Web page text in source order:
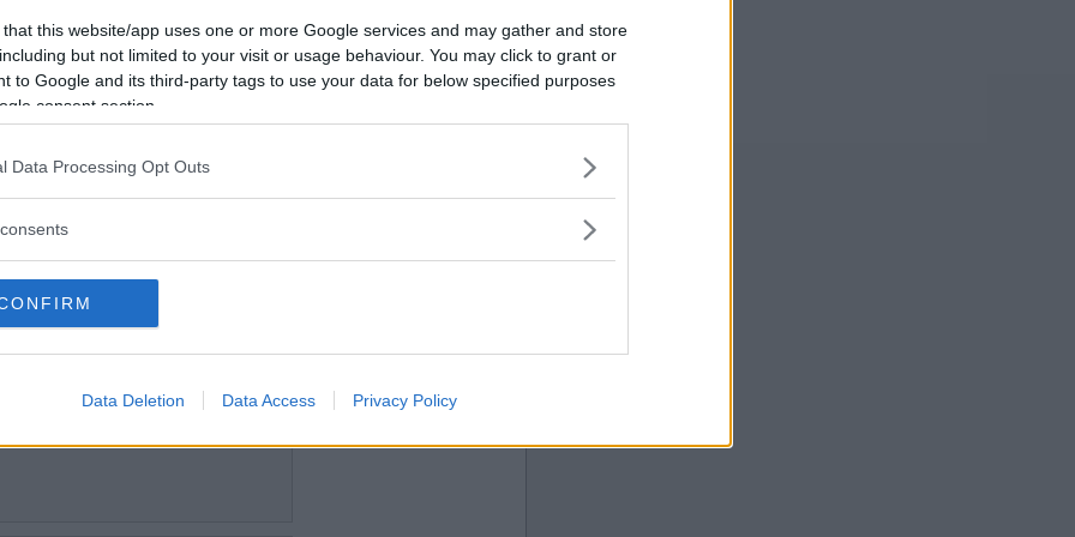
that this website/app uses one or more Google services and may gather and store
but not limited to your visit or usage behaviour. You may click to grant or
to Google and its third-party tags to use your data for below specified purposes
consent section.
Data Processing Opt Outs
Data Deletion Data Access Privacy Policy
Vill du bli
medlem?